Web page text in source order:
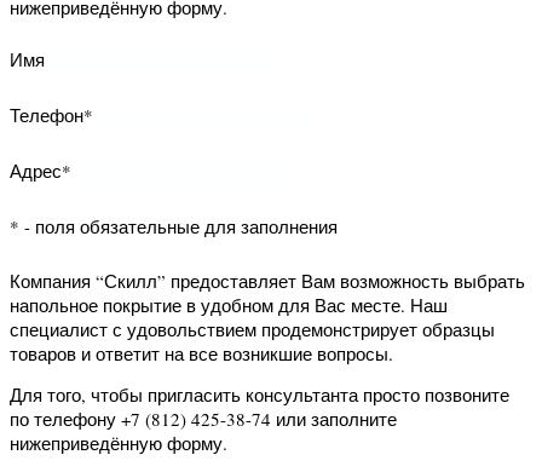
Адрес*
* - поля обязательные для заполнения
возможность запросить данный
образец на дом. Наш специалист с
удовольствием продемонстрирует
образцец товара и ответит на все
Для того, чтобы запросить образец